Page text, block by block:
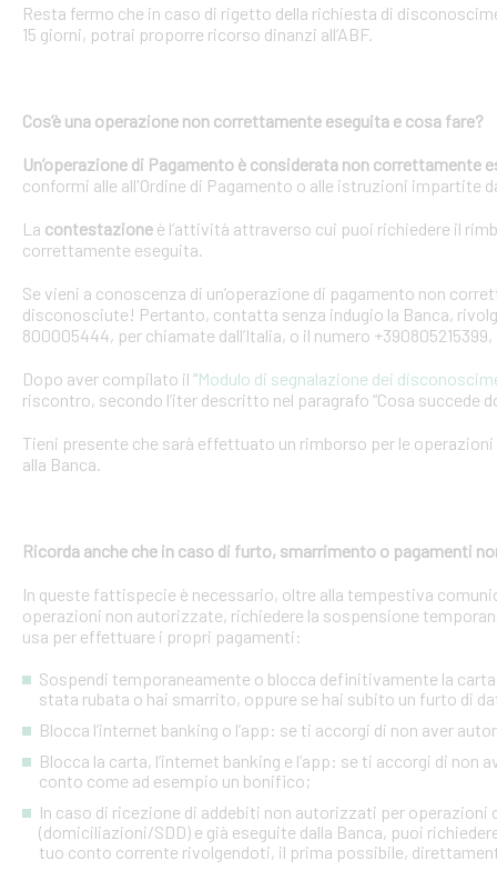
Resta fermo che in caso di rigetto della richiesta di
15 giorni, potrai proporre ricorso dinanzi all’ABF.
Cos’è una operazione non correttamente eseguita e cosa fare?
Un’operazione di Pagamento è considerata non correttamente
conformi alle all'Ordine di Pagamento o alle istruzioni impartite
La contestazione è l’attività attraverso cui puoi richiedere il
correttamente eseguita.
Se vieni a conoscenza di un’operazione di pagamento non
disconosciute! Pertanto, contatta senza indugio la Banca,
800005444, per chiamate dall’Italia, o il numero
Dopo aver compilato il “Modulo di segnalazione dei
riscontro, secondo l’iter descritto nel paragrafo “Cosa succede
Tieni presente che sarà effettuato un rimborso per le
alla Banca.
Ricorda anche che in caso di furto, smarrimento o pagamenti
In queste fattispecie è necessario, oltre alla tempestiva
operazioni non autorizzate, richiedere la sospensione
usa per effettuare i propri pagamenti:
Sospendi temporaneamente o blocca definitivamente la
stata rubata o hai smarrito, oppure se hai subito un furto di
Blocca l’internet banking o l’app: se ti accorgi di non aver
Blocca la carta, l’internet banking e l’app: se ti accorgi di
conto come ad esempio un bonifico;
In caso di ricezione di addebiti non autorizzati per
(domiciliazioni/SDD) e già eseguite dalla Banca, puoi
tuo conto corrente rivolgendoti, il prima possibile,